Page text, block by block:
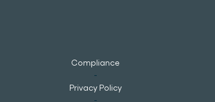
Compliance
-
Privacy Policy